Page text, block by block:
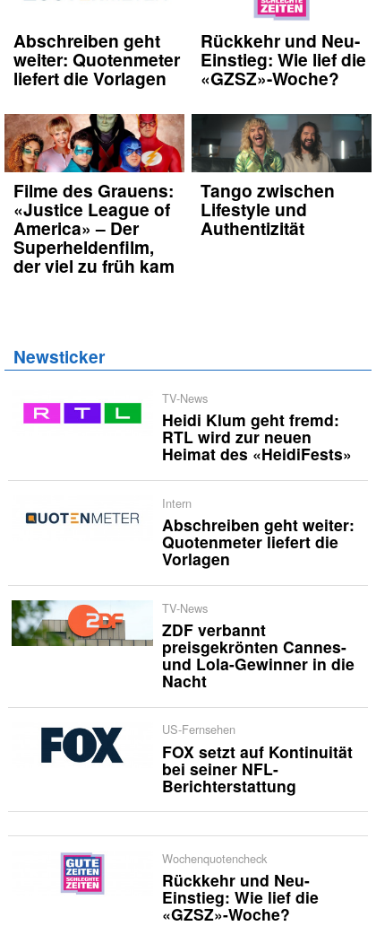
Abschreiben geht
weiter: Quotenmeter
liefert die Vorlagen
Rückkehr und Neu-
Einstieg: Wie lief die
«GZSZ»-Woche?
Filme des Grauens:
«Justice League of
America» – Der
Superheldenfilm,
der viel zu früh kam
Tango zwischen
Lifestyle und
Authentizität
Newsticker
TV-News
Heidi Klum geht fremd:
RTL wird zur neuen
Heimat des «HeidiFests»
Intern
Abschreiben geht weiter:
Quotenmeter liefert die
Vorlagen
TV-News
ZDF verbannt
preisgekrönten Cannes-
und Lola-Gewinner in die
Nacht
US-Fernsehen
FOX setzt auf Kontinuität
bei seiner NFL-
Berichterstattung
Wochenquotencheck
Rückkehr und Neu-
Einstieg: Wie lief die
«GZSZ»-Woche?